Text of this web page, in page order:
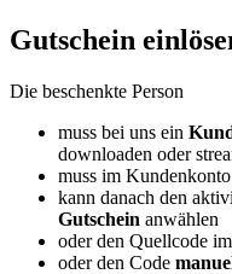
Gutschein
Die beschenkte Person
muss bei uns ein
downloaden oder
muss im Kundenkonto
kann danach den
Gutschein anwählen
oder den Quellcode
oder den Code